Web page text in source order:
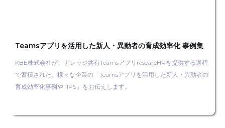
Teamsアプリを活用した新人・異動者の育成効率化 事例集
KBE株式会社が、ナレッジ共有TeamsアプリresearcHRを提供する過程
で蓄積された、様々な企業の「Teamsアプリを活用した新人・異動者の
育成効率化事例やTIPS」をお伝えします。